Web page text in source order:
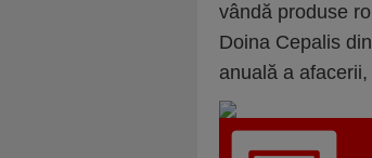
vândă produse
Doina Cepalis
anuală a